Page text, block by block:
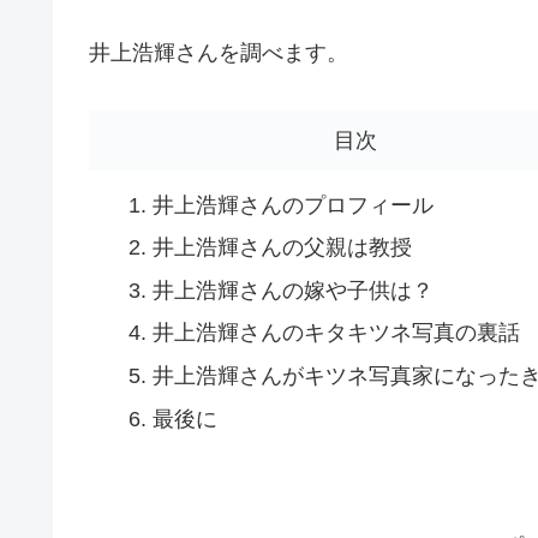
井上浩輝さんを調べます。
目次
井上浩輝さんのプロフィール
井上浩輝さんの父親は教授
井上浩輝さんの嫁や子供は？
井上浩輝さんのキタキツネ写真の裏話
井上浩輝さんがキツネ写真家になった
最後に